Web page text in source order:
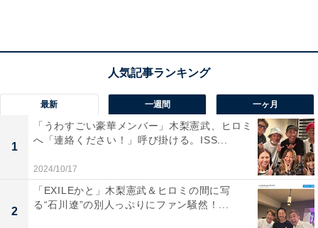
最新 一週間 一ヶ月
1
「うわすごい豪華メンバー」木梨憲武、ヒロミ
へ「連絡ください！」呼び掛ける。ISS...
2024/10/17
2
「EXILEかと」木梨憲武＆ヒロミの間に写
る“石川遼”の別人っぷりにファン騒然！...